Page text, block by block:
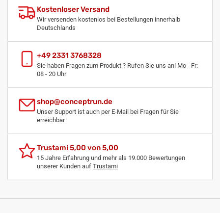
Kostenloser Versand
Wir versenden kostenlos bei Bestellungen innerhalb
Deutschlands
+49 2331 3768328
Sie haben Fragen zum Produkt ? Rufen Sie uns an! Mo - Fr:
08 - 20 Uhr
shop@conceptrun.de
Unser Support ist auch per E-Mail bei Fragen für Sie
erreichbar
Trustami 5,00 von 5,00
15 Jahre Erfahrung und mehr als 19.000 Bewertungen
unserer Kunden auf Trustami